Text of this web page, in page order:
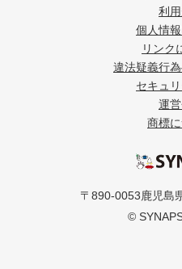
利
個人情
リンク
違法疑義行
セキュ
運
商標
〒890-0053鹿児島
©